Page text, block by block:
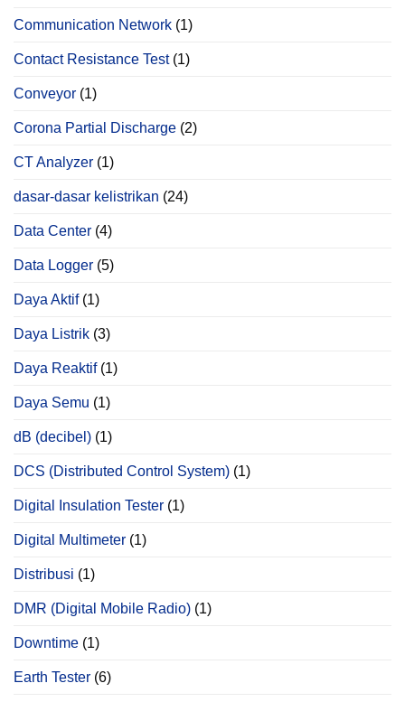
Communication Network (1)
Contact Resistance Test(1)
Conveyor (1)
Corona Partial Discharge (2)
CT Analyzer (1)
dasar-dasar kelistrikan (24)
Data Center (4)
Data Logger (5)
Daya Aktif(1)
Daya Listrik (3)
Daya Reaktif(1)
Daya Semu (1)
dB (decibel) (1)
DCS (Distributed Control System) (1)
Digital Insulation Tester (1)
Digital Multimeter (1)
Distribusi (1)
DMR (Digital Mobile Radio) (1)
Downtime (1)
Earth Tester (6)